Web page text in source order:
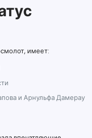
имеет:
и Арнульфа Дамерау